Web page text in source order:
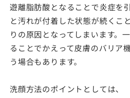
遊離脂肪酸となることで炎症を
と汚れが付着した状態が続くこ
りの原因となってしまいます。
ることでかえって皮膚のバリア
う場合もあります。
洗顔方法のポイントとしては、